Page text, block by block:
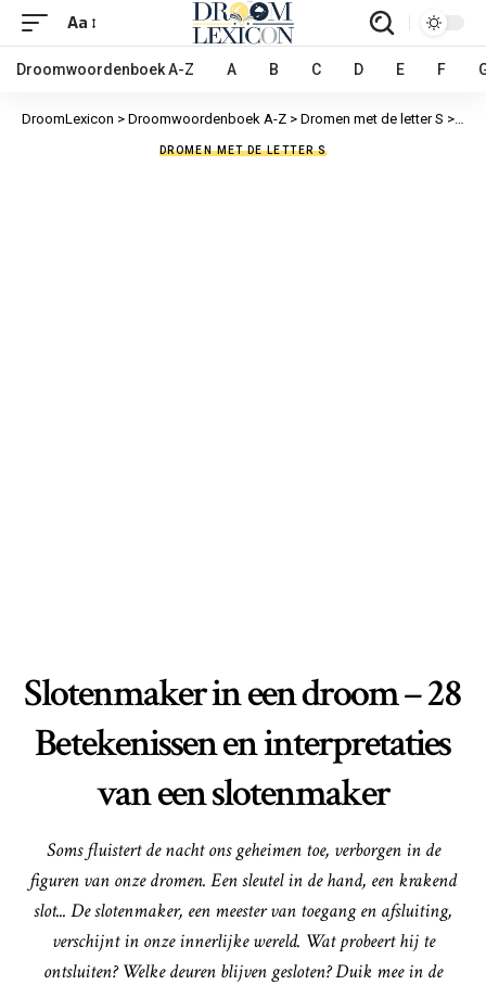
Aa
Droomwoordenboek A-Z A B C D E F
DroomLexicon > Droomwoordenboek A-Z > Dromen met de letter S >
DROMEN MET DE LETTER S
Slotenmaker in een droom – 28
Betekenissen en interpretaties
van een slotenmaker
Soms fluistert de nacht ons geheimen toe, verborgen in de
figuren van onze dromen. Een sleutel in de hand, een krakend
slot... De slotenmaker, een meester van toegang en afsluiting,
verschijnt in onze innerlijke wereld. Wat probeert hij te
ontsluiten? Welke deuren blijven gesloten? Duik mee in de